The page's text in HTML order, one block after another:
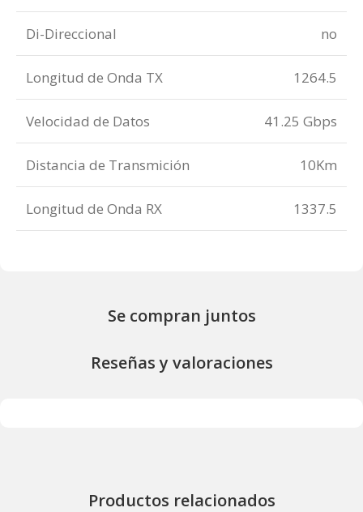
Di-Direccional no
Longitud de Onda TX 1264.5
Velocidad de Datos 41.25 Gbps
Distancia de Transmición 10Km
Longitud de Onda RX 1337.5
Se compran juntos
Reseñas y valoraciones
Productos relacionados